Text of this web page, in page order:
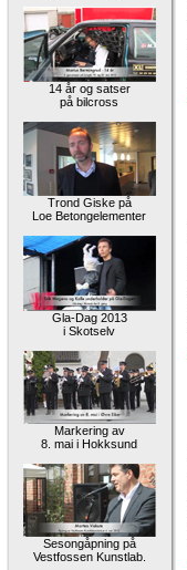
14 år og satser
på bilcross
Trond Giske på
Loe Betongelementer
Gla-Dag 2013
i Skotselv
Markering av
8. mai i Hokksund
Sesongåpning på
Vestfossen Kunstlab.